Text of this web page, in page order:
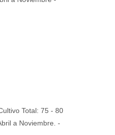
Total: 75 - 80
a Noviembre. -